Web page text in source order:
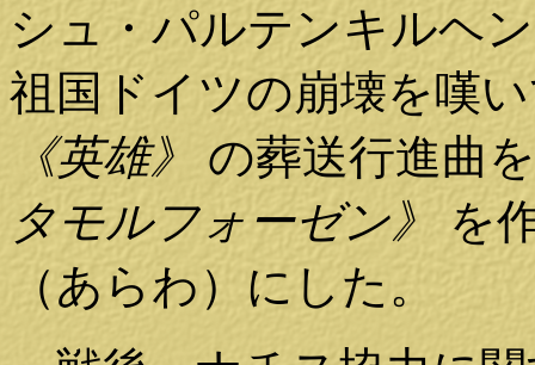
シュ・パルテンキルヘ
祖国ドイツの崩壊を嘆
《英雄》
の葬送行進曲
タモルフォーゼン》
を
（あらわ）にした。